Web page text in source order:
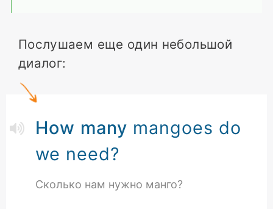
Послушаем еще один небольшой
диалог:
How many mangoes do
we need?
Сколько нам нужно манго?